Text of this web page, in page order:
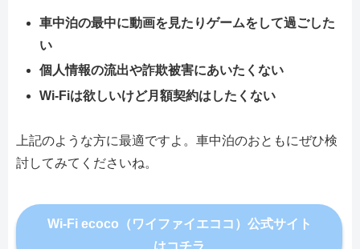
車中泊の最中に動画を見たりゲームをして過ごした
い
個人情報の流出や詐欺被害にあいたくない
Wi-Fiは欲しいけど月額契約はしたくない
上記のような方に最適ですよ。車中泊のおともにぜひ検
討してみてくださいね。
Wi-Fi ecoco（ワイファイエココ）公式サイト